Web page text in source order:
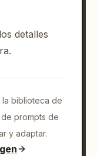
detalles
la biblioteca de
prompts de
y adaptar.